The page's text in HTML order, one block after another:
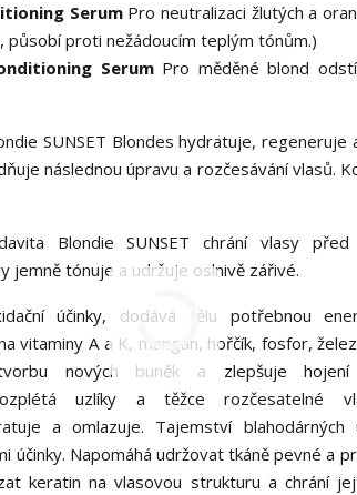
Serum Pro neutralizaci žlutých a
proti nežádoucím teplým tónům.)
SerumPro měděné blond
SUNSET Blondes hydratuje, regeneruje
následnou úpravu a rozčesávání vlasů.
Blondie SUNSET chrání vlasy
jemně tónuje a udržuje oslnivě zářivé.
účinky, dodává tělu potřebnou
A a K, mangan, hořčík, fosfor,
nových buněk a zlepšuje hojení
uzlíky a těžce rozčesatelné
a omlazuje. Tajemství blahodárných
Napomáhá udržovat tkáně pevné a
keratin na vlasovou strukturu a chrání